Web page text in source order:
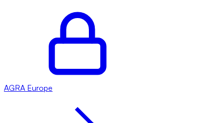
AGRA Europe